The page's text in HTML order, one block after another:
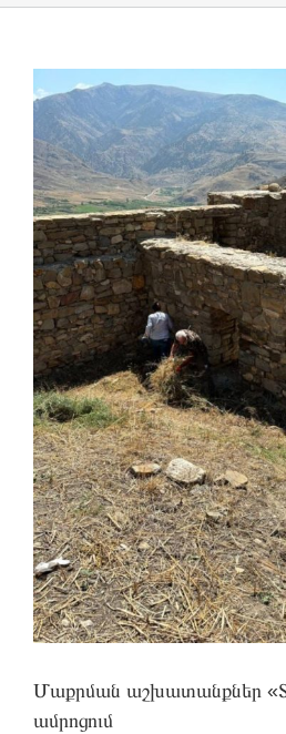
Larger
Image
Մաքրման աշխատանքներ
ամրոցում